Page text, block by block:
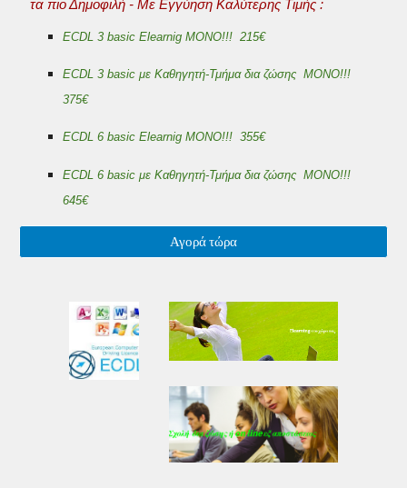
τα πιο Δημοφιλή - Με Εγγύηση Καλύτερης Τιμής :
ECDL 3 basic Elearnig MONO!!! 215€
ECDL 3 basic με Καθηγητή-Τμήμα δια ζώσης MONO!!!
375€
ECDL 6 basic Elearnig MONO!!! 355€
ECDL 6 basic με Καθηγητή-Τμήμα δια ζώσης MONO!!!
645€
Αγορά τώρα